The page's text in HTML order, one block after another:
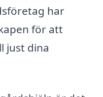
har
för att
just dina